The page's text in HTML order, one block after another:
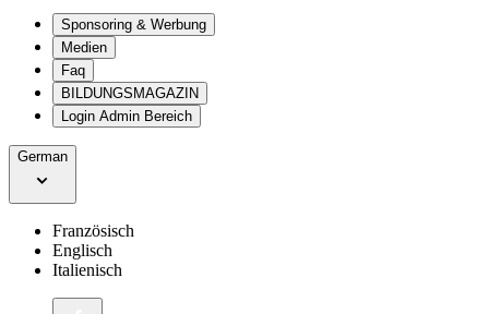
Sponsoring & Werbung
Medien
Faq
BILDUNGSMAGAZIN
Login Admin Bereich
German
Französisch
Englisch
Italienisch